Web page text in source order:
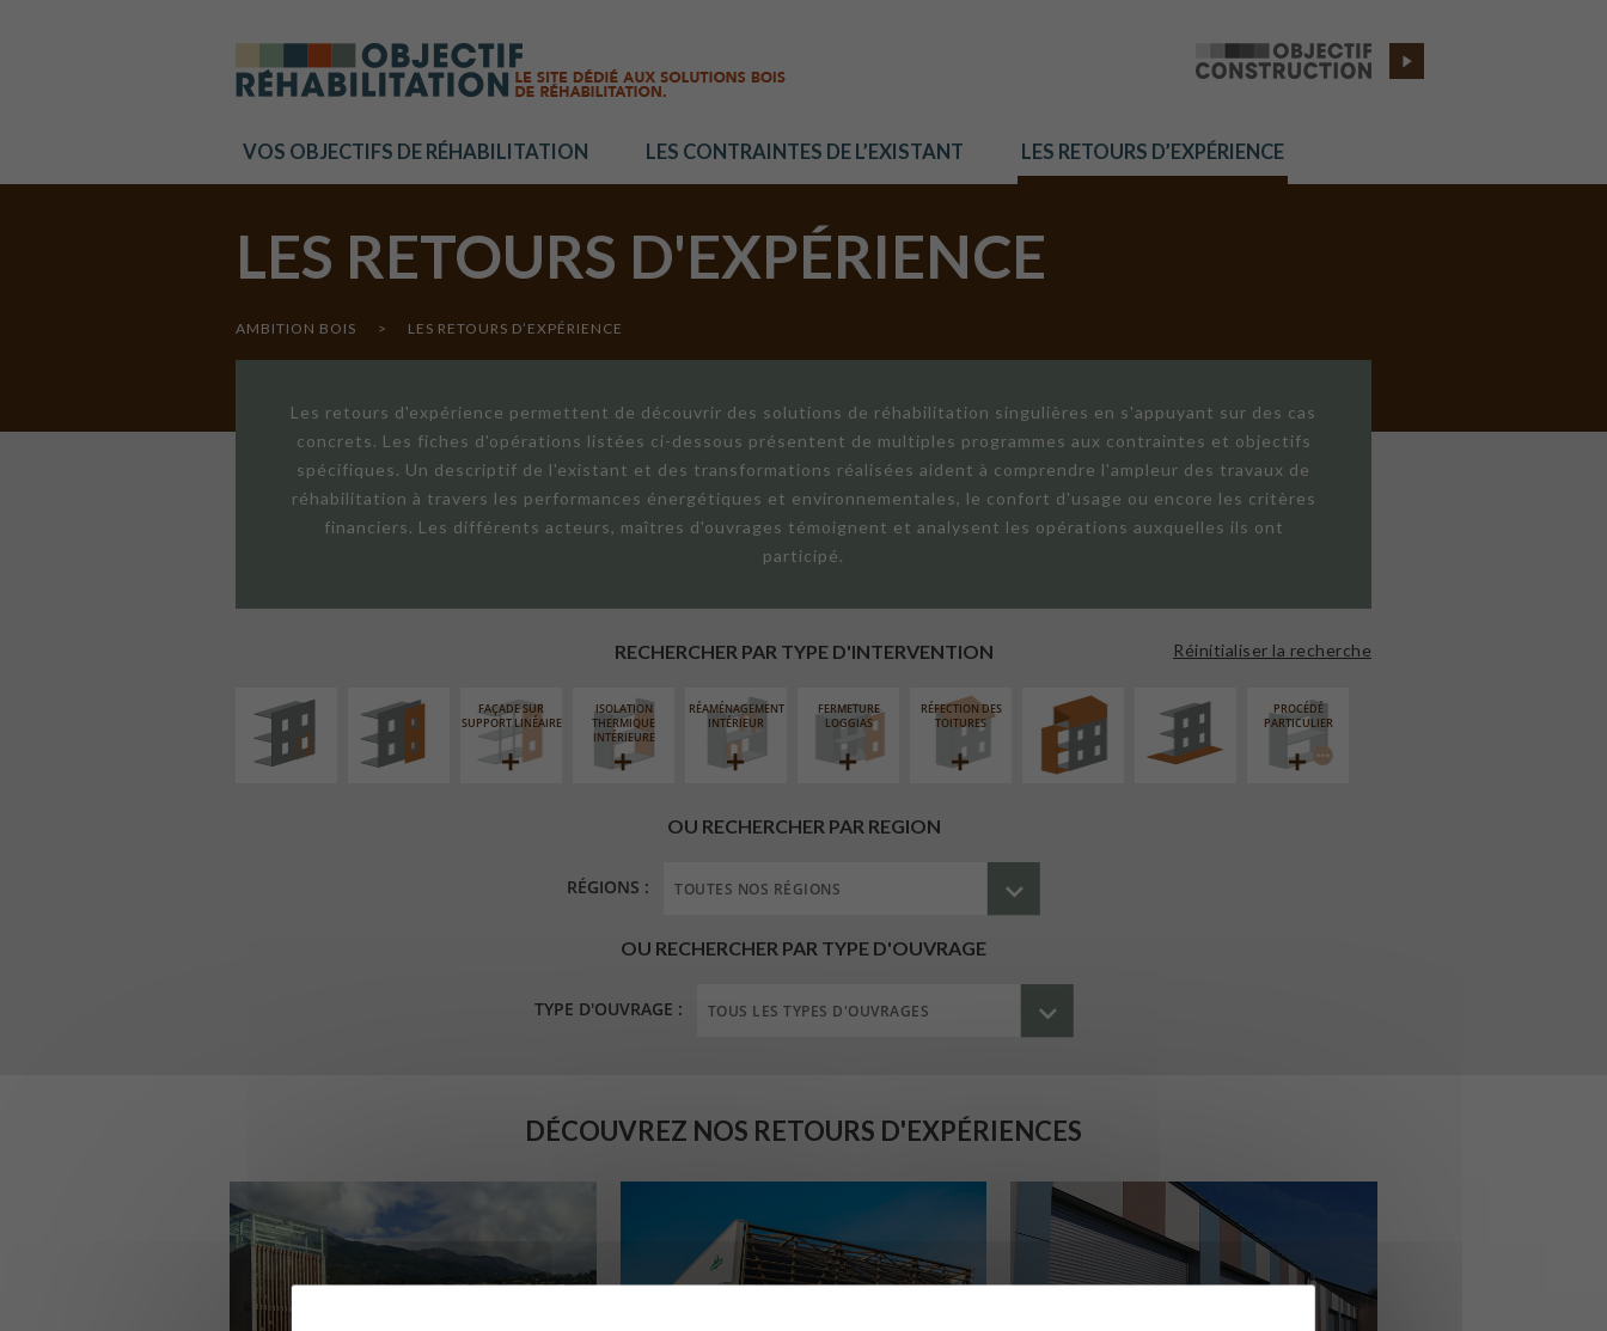
VOS OBJECTIFS DE RÉHABILITATION LES CONTRAINTES DE L’EXISTANT LES RETOURS D’EXPÉRIENCE
LES RETOURS D'EXPÉRIENCE
AMBITION BOIS > LES RETOURS D’EXPÉRIENCE
Les retours d'expérience permettent de découvrir des solutions de réhabilitation singulières en s'appuyant sur des cas
concrets. Les fiches d'opérations listées ci-dessous présentent de multiples programmes aux contraintes et objectifs
spécifiques. Un descriptif de l'existant et des transformations réalisées aident à comprendre l'ampleur des travaux de
réhabilitation à travers les performances énergétiques et environnementales, le confort d'usage ou encore les critères
financiers. Les différents acteurs, maîtres d'ouvrages témoignent et analysent les opérations auxquelles ils ont
participé.
RECHERCHER PAR TYPE D'INTERVENTION Réinitialiser la recherche
ISOLATION
FAÇADE SUR
SUPPORT LINÉAIRE
ISOLATION
THERMIQUE
INTÉRIEURE
RÉAMÉNAGEMENT
INTÉRIEUR
FERMETURE
LOGGIAS
RÉFECTION DES
TOITURES
PROCÉDÉ
PARTICULIER
OU RECHERCHER PAR REGION
RÉGIONS :
OU RECHERCHER PAR TYPE D'OUVRAGE
TYPE D'OUVRAGE :
DÉCOUVREZ NOS RETOURS D'EXPÉRIENCES